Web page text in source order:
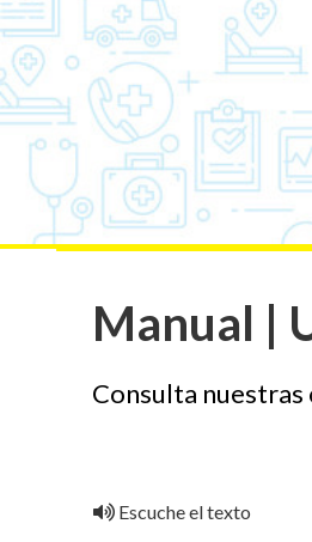
Manual |
Consulta nuestras
Escuche el texto